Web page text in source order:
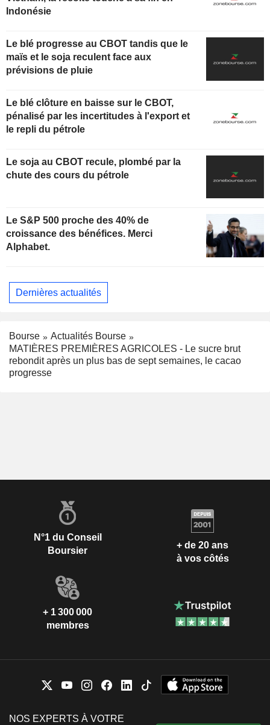
Indonésie
Le blé progresse au CBOT tandis que le
maïs et le soja reculent face aux
prévisions de pluie
Le blé clôture en baisse sur le CBOT,
pénalisé par les incertitudes à l'export et
le repli du pétrole
Le soja au CBOT recule, plombé par la
chute des cours du pétrole
Le S&P 500 proche des 40% de
croissance des bénéfices. Merci
Alphabet.
Dernières actualités
Bourse
Actualités Bourse
MATIÈRES PREMIÈRES AGRICOLES - Le sucre brut
rebondit après un plus bas de sept semaines, le cacao
progresse
N°1 du Conseil
Boursier
+ de 20 ans
à vos côtés
+ 1 300 000
membres
NOS EXPERTS À VOTRE